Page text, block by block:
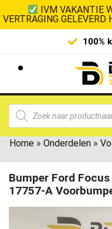
IVM VAKANTIE
VERTRAGING
100%
Home » Onderdelen »
Bumper Ford
17757-A